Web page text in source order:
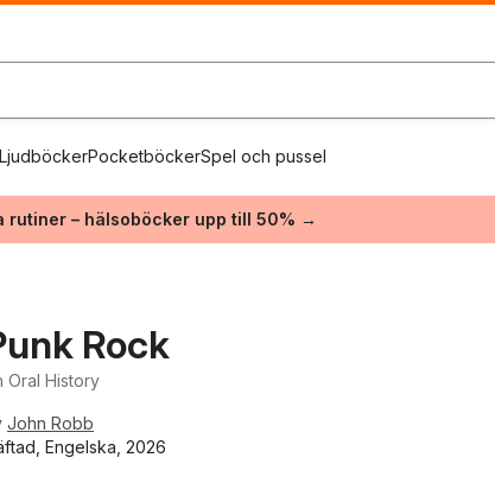
LjudböckerPocketböckerSpel och pussel
rutiner – hälsoböcker upp till 50% →
Rock
Oral History
John Robb
Engelska, 2026